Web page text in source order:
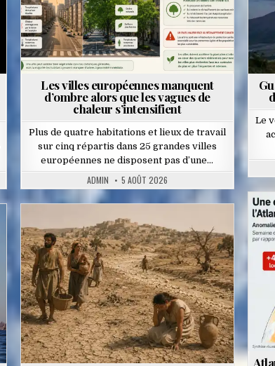
Les villes européennes manquent
d’ombre alors que les vagues de
chaleur s’intensifient
Plus de quatre habitations et lieux de travail
sur cinq répartis dans 25 grandes villes
européennes ne disposent pas d’une…
ADMIN 5 AOÛT 2026
Le
Posted
in